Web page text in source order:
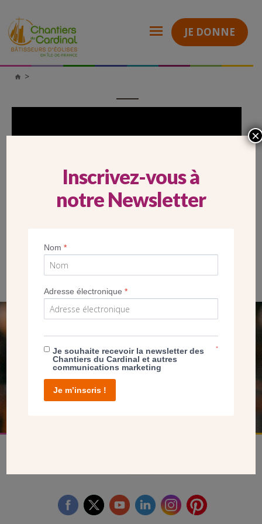
JE DONNE
NOUS PERMET D’AGIR
FAIRE UN DON
facebooktwitter youtube linkedin instagram
Inscrivez-vous à
notre Newsletter
Nom*
Adresse électronique*
Je souhaite recevoir la newsletter des
Chantiers du Cardinal et autres
communications marketing
*
Je m’inscris !
×